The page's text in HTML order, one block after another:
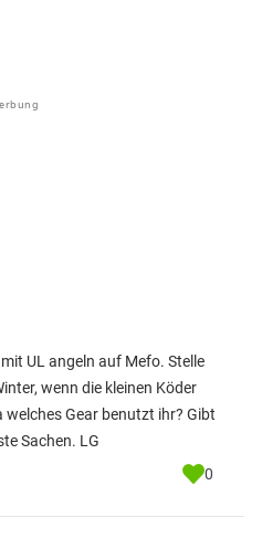
UL angeln auf Mefo. Stelle
wenn die kleinen Köder
welches Gear benutzt ihr? Gibt
Sachen. LG
0